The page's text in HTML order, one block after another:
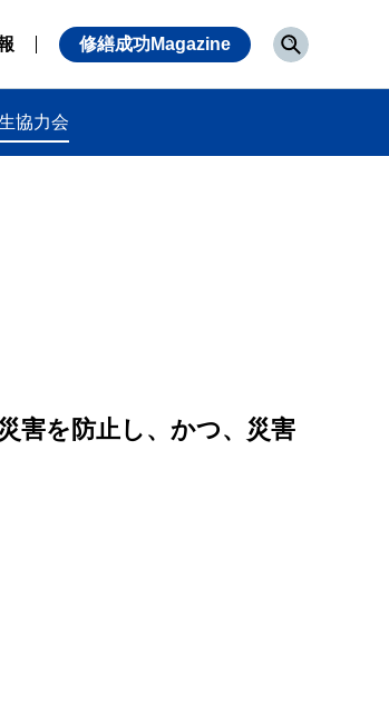
修繕成功Magazine
協力会
害を防止し、かつ、災害